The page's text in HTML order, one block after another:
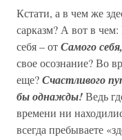
Кстати, а в чем же
сарказм? А вот в
себя – отСамого себя,
свое осознание? Во
еще?Счастливого
бы однажды!Ведь
времени ни
всегда пребываете